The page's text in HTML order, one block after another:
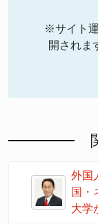
※サイト
開されま
外国
国・
大学